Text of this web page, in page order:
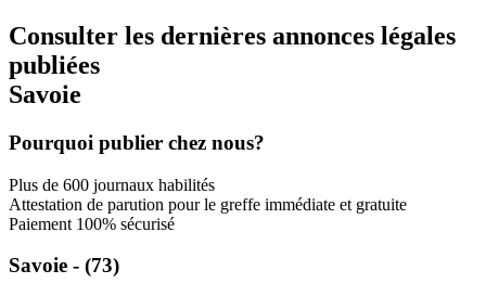
Consulter les dernières annonces légales
publiées
Savoie
Pourquoi publier chez nous?
Plus de 600 journaux habilités
Attestation de parution pour le greffe immédiate et gratuite
Paiement 100% sécurisé
Savoie - (73)